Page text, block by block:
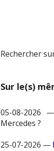
Rechercher
Sur le(s)
05-08-2026 —
Mercedes ?
25-07-2026 —